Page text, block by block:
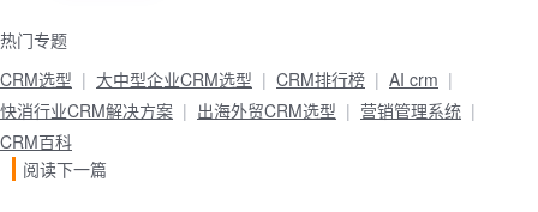
热门专题
CRM选型
大中型企业CRM选型 CRM排行榜
AI crm
快消行业CRM解决方案
出海外贸CRM选型
营销管理系统
CRM百科
阅读下一篇